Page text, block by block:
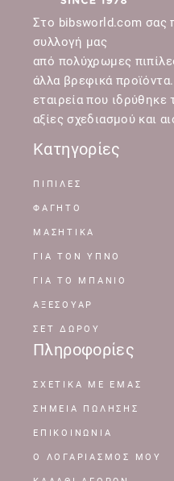
Στο bibsworld.com σας
συλλογή μας
από πολύχρωμες
άλλα βρεφικά
εταιρεία που ιδρύθηκε
αξίες σχεδιασμού και
Κατηγορίες
ΠΙΠΙΛΕΣ
ΦΑΓΗΤΟ
ΜΑΣΗΤΙΚΑ
ΓΙΑ ΤΟΝ ΥΠΝΟ
ΓΙΑ ΤΟ ΜΠΑΝΙΟ
ΑΞΕΣΟΥΑΡ
ΣΕΤ ΔΩΡΟΥ
Πληροφορίες
ΣΧΕΤΙΚΆ ΜΕ ΕΜΆΣ
ΣΗΜΕΊΑ ΠΏΛΗΣΗΣ
ΕΠΙΚΟΙΝΩΝΊΑ
Ο ΛΟΓΑΡΙΑΣΜΌΣ ΜΟΥ